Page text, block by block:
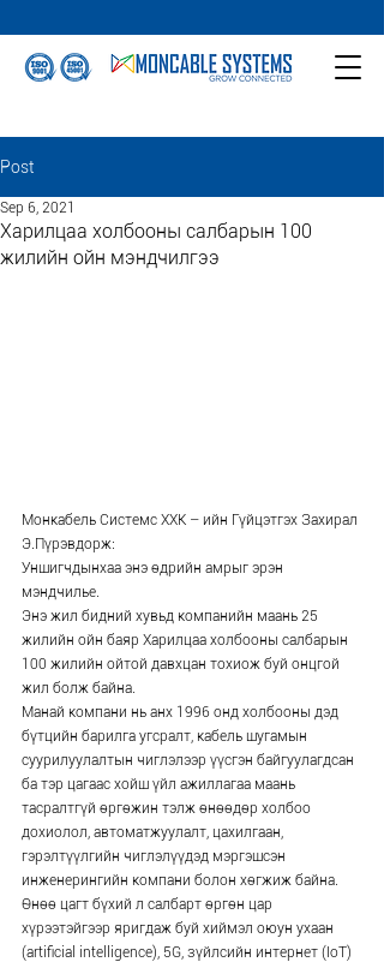
Post
Харилцаа холбооны салбарын 100
жилийн ойн мэндчилгээ
Sep 6, 2021
Монкабель Системс ХХК – ийн Гүйцэтгэх Захирал
Э.Пүрэвдорж:
Уншигчдынхаа энэ өдрийн амрыг эрэн
мэндчилье.
Энэ жил бидний хувьд компанийн маань 25
жилийн ойн баяр Харилцаа холбооны салбарын
100 жилийн ойтой давхцан тохиож буй онцгой
жил болж байна.
Манай компани нь анх 1996 онд холбооны дэд
бүтцийн барилга угсралт, кабель шугамын
суурилуулалтын чиглэлээр үүсгэн байгуулагдсан
ба тэр цагаас хойш үйл ажиллагаа маань
тасралтгүй өргөжин тэлж өнөөдөр холбоо
дохиолол, автоматжуулалт, цахилгаан,
гэрэлтүүлгийн чиглэлүүдэд мэргэшсэн
инженерингийн компани болон хөгжиж байна.
Өнөө цагт бүхий л салбарт өргөн цар
хүрээтэйгээр яригдаж буй хиймэл оюун ухаан
(artificial intelligence), 5G, зүйлсийн интернет (IoT)